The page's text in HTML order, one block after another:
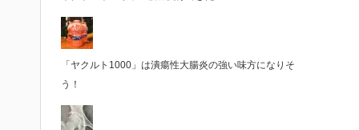
「ヤクルト1000」は潰瘍性大腸炎の強い味方になりそ
う！